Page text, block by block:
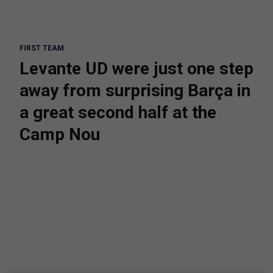
FIRST TEAM
Levante UD were just one step
away from surprising Barça in
a great second half at the
Camp Nou